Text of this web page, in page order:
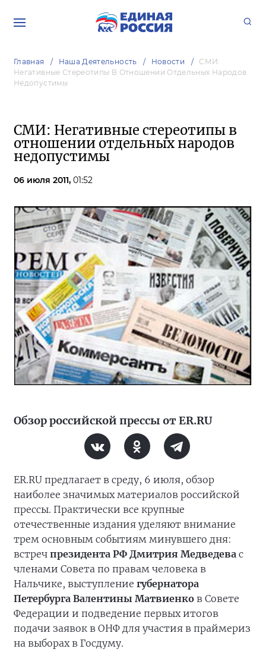
Главная Наша Деятельность Новости
СМИ:
Негативные Стереотипы В Отношении Отдельных Народов
Недопустимы
СМИ: Негативные стереотипы в
отношении отдельных народов
недопустимы
06 июля 2011, 01:52
Обзор российской прессы от ER.RU
ER.RU предлагает в среду, 6 июля, обзор
наиболее значимых материалов российской
прессы. Практически все крупные
отечественные издания уделяют внимание
трем основным событиям минувшего дня:
встреч президента РФ Дмитрия Медведева с
членами Совета по правам человека в
Нальчике, выступление губернатора
Петербурга Валентины Матвиенко в Совете
Федерации и подведение первых итогов
подачи заявок в ОНФ для участия в праймериз
на выборах в Госдуму.